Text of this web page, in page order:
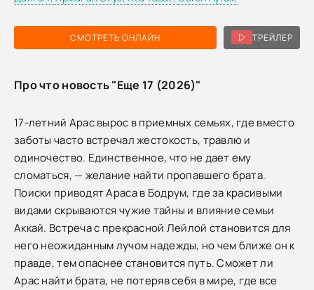
СМОТРЕТЬ ОНЛАЙН ТРЕЙЛЕР
Про что новость "Еще 17 (2026)"
17-летний Арас вырос в приемных семьях, где вместо
заботы часто встречал жестокость, травлю и
одиночество. Единственное, что не дает ему
сломаться, — желание найти пропавшего брата.
Поиски приводят Араса в Бодрум, где за красивыми
видами скрываются чужие тайны и влияние семьи
Аккай. Встреча с прекрасной Лейлой становится для
него неожиданным лучом надежды, но чем ближе он к
правде, тем опаснее становится путь. Сможет ли
Арас найти брата, не потеряв себя в мире, где все